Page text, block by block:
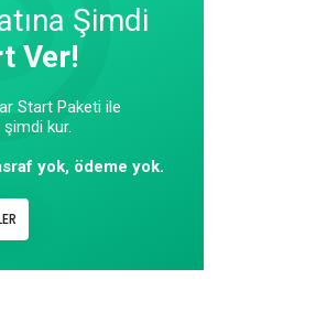
Şimdi
Ver!
Start Paketi ile
kur.
yok, ödeme yok.